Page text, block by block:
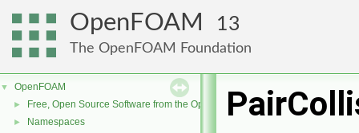
OpenFOAM 13
The OpenFOAM Foundation
▼ OpenFOAM
► Free, Open Source Software from the OpenFOAM Foundation
► Namespaces